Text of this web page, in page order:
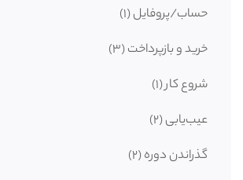
حساب/پروفایل (1)
خرید و بازپرداخت (3)
شروع کار(1)
عیب‌یابی (2)
گذراندن دوره (2)